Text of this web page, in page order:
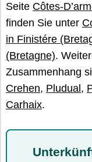
Seite Côtes-
finden Sie unter
in Finistére
(Bretagne).
Zusammenhang
Crehen, Pludual ,
Carhaix.